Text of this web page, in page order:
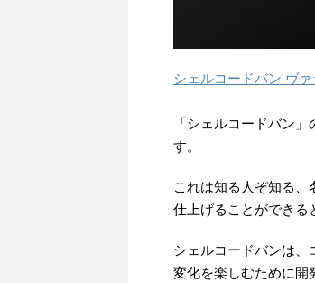
シェルコードバン ヴ
「シェルコードバン
す。
これは知る人ぞ知る
仕上げることができる
シェルコードバンは、
変化を楽しむために開